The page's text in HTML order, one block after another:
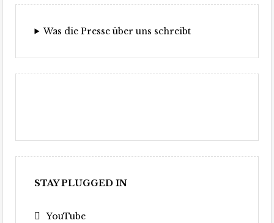
Was die Presse über uns schreibt
STAY PLUGGED IN
YouTube